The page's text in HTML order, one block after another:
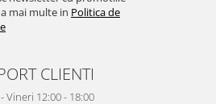
mai multe in Politica de
CLIENTI
Vineri 12:00 - 18:00